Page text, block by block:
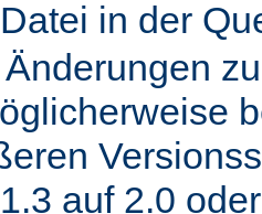
in der
auf 2.0